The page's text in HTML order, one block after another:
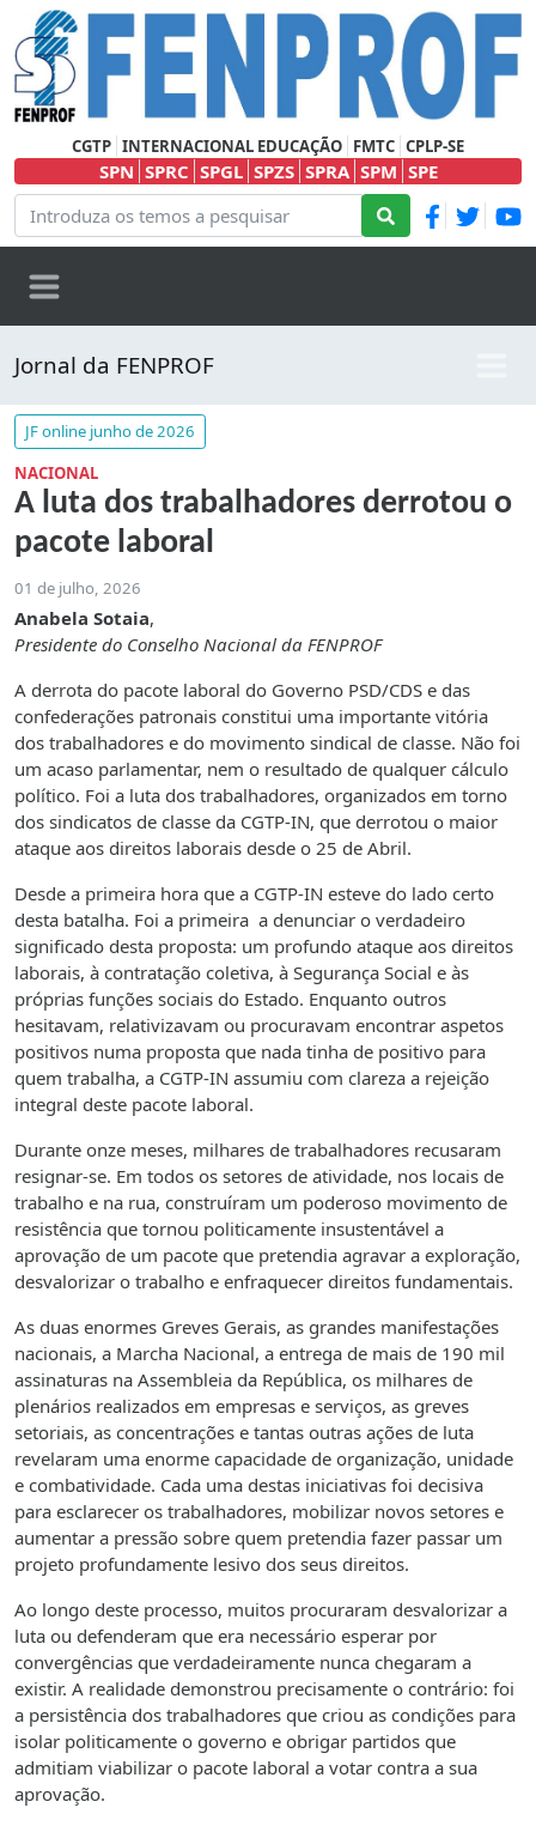
CGTP INTERNACIONAL EDUCAÇÃO FMTC CPLP-SE
SPN SPRC SPGL SPZS SPRA SPM SPE
Jornal da FENPROF
JF online junho de 2026
NACIONAL
A luta dos trabalhadores derrotou o
pacote laboral
01 de julho, 2026
Anabela Sotaia,
Presidente do Conselho Nacional da FENPROF
A derrota do pacote laboral do Governo PSD/CDS e das
confederações patronais constitui uma importante vitória
dos trabalhadores e do movimento sindical de classe. Não foi
um acaso parlamentar, nem o resultado de qualquer cálculo
político. Foi a luta dos trabalhadores, organizados em torno
dos sindicatos de classe da CGTP-IN, que derrotou o maior
ataque aos direitos laborais desde o 25 de Abril.
Desde a primeira hora que a CGTP-IN esteve do lado certo
desta batalha. Foi a primeira a denunciar o verdadeiro
significado desta proposta: um profundo ataque aos direitos
laborais, à contratação coletiva, à Segurança Social e às
próprias funções sociais do Estado. Enquanto outros
hesitavam, relativizavam ou procuravam encontrar aspetos
positivos numa proposta que nada tinha de positivo para
quem trabalha, a CGTP-IN assumiu com clareza a rejeição
integral deste pacote laboral.
Durante onze meses, milhares de trabalhadores recusaram
resignar-se. Em todos os setores de atividade, nos locais de
trabalho e na rua, construíram um poderoso movimento de
resistência que tornou politicamente insustentável a
aprovação de um pacote que pretendia agravar a exploração,
desvalorizar o trabalho e enfraquecer direitos fundamentais.
As duas enormes Greves Gerais, as grandes manifestações
nacionais, a Marcha Nacional, a entrega de mais de 190 mil
assinaturas na Assembleia da República, os milhares de
plenários realizados em empresas e serviços, as greves
setoriais, as concentrações e tantas outras ações de luta
revelaram uma enorme capacidade de organização, unidade
e combatividade. Cada uma destas iniciativas foi decisiva
para esclarecer os trabalhadores, mobilizar novos setores e
aumentar a pressão sobre quem pretendia fazer passar um
projeto profundamente lesivo dos seus direitos.
Ao longo deste processo, muitos procuraram desvalorizar a
luta ou defenderam que era necessário esperar por
convergências que verdadeiramente nunca chegaram a
existir. A realidade demonstrou precisamente o contrário: foi
a persistência dos trabalhadores que criou as condições para
isolar politicamente o governo e obrigar partidos que
admitiam viabilizar o pacote laboral a votar contra a sua
aprovação.